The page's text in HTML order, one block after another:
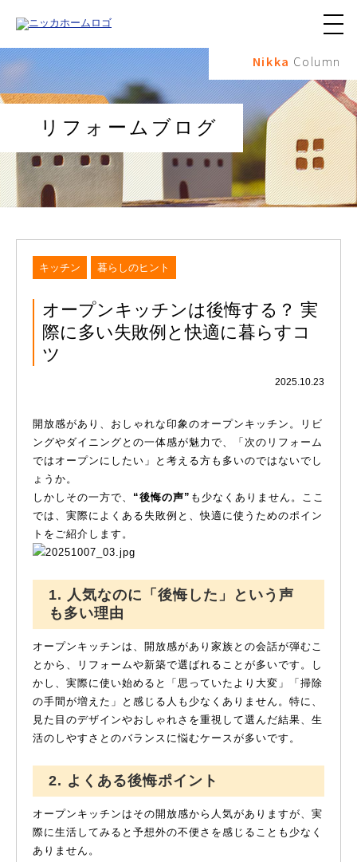
メ
ュ
ボ
タ
ン
Nikka Column
リフォームブログ
キッチン 暮らしのヒント
オープンキッチンは後悔する？ 実
際に多い失敗例と快適に暮らすコ
ツ
2025.10.23
開放感があり、おしゃれな印象のオープンキッチン。リビ
ングやダイニングとの一体感が魅力で、「次のリフォーム
ではオープンにしたい」と考える方も多いのではないでし
ょうか。
しかしその一方で、 “後悔の声” も少なくありません。ここ
では、実際によくある失敗例と、快適に使うためのポイン
トをご紹介します。
1. 人気なのに「後悔した」という声
も多い理由
オープンキッチンは、開放感があり家族との会話が弾むこ
とから、リフォームや新築で選ばれることが多いです。し
かし、実際に使い始めると「思っていたより大変」「掃除
の手間が増えた」と感じる人も少なくありません。特に、
見た目のデザインやおしゃれさを重視して選んだ結果、生
活のしやすさとのバランスに悩むケースが多いです。
2. よくある後悔ポイント
オープンキッチンはその開放感から人気がありますが、実
際に生活してみると予想外の不便さを感じることも少なく
ありません。